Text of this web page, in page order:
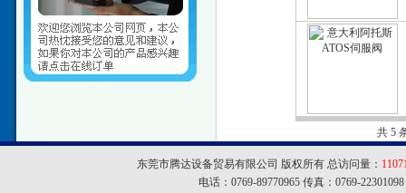
共 5
东莞市腾达设备贸易有限公司 版权所有 总访问量：
电话：0769-89770965 传真：0769-